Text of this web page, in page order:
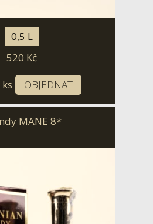
0,5 L
520 Kč
ks OBJEDNAT
MANE 8*